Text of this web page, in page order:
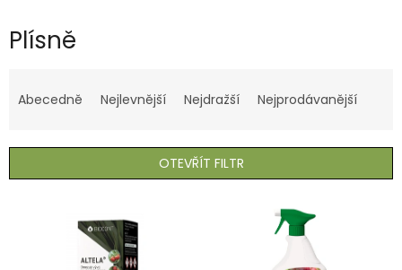
Plísně
a
n
í
Abecedně Nejlevnější Nejdražší Nejprodávanější
OTEVŘÍT FILTR